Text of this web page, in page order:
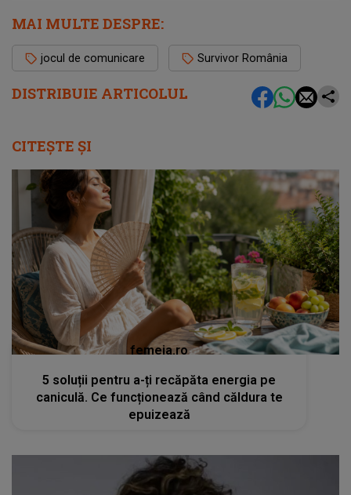
DISTRIBUIE ARTICOLUL
MAI MULTE DESPRE:
jocul de comunicare Survivor România
CITEȘTE ȘI
femeia.ro
5 soluții pentru a-ți recăpăta energia pe
caniculă. Ce funcționează când căldura te
epuizează